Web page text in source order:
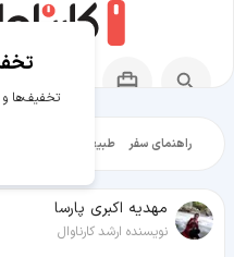
راهنمای سفر طبیعت‌گردی
مهدیه اکبری پارسا
نویسنده ارشد کارناوال
تخفیف‌ها و